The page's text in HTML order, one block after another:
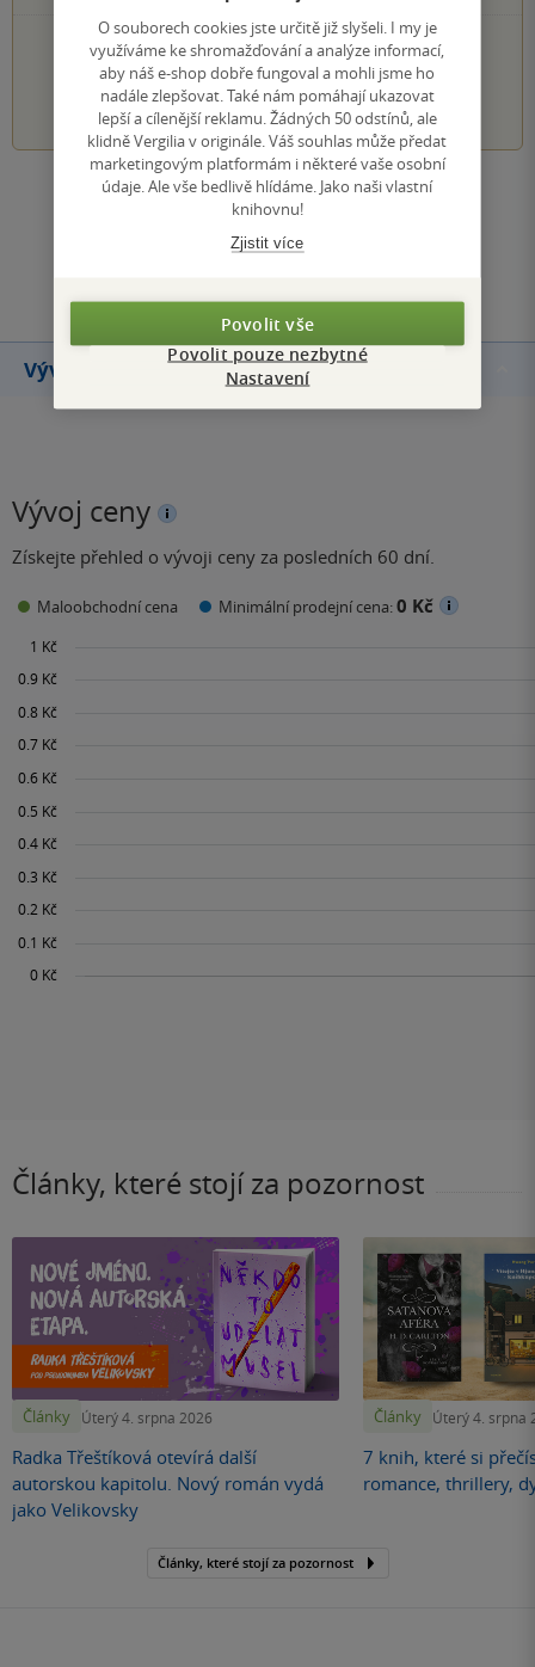
PŘIDEJTE SVÉ HODNOCENÍ KNIHY
1 2 3 4 5
Zobrazit všechna hodnocení
Vývoj ceny
Vývoj ceny
Získejte přehled o vývoji ceny za posledních 60 dní.
Maloobchodní cena Minimální prodejní cena:0 Kč
Články, které stojí za pozornost
Články Úterý 4. srpna 2026
Radka Třeštíková otevírá další
autorskou kapitolu. Nový román vydá
jako Velikovsky
Články Úterý 4. srpna
7 knih, které si
romance, thrillery,
Články, které stojí za pozornost
O souborech cookies jste určitě již slyšeli. I my je
využíváme ke shromažďování a analýze informací,
aby náš e-shop dobře fungoval a mohli jsme ho
nadále zlepšovat. Také nám pomáhají ukazovat
lepší a cílenější reklamu. Žádných 50 odstínů, ale
klidně Vergilia v originále. Váš souhlas může předat
marketingovým platformám i některé vaše osobní
údaje. Ale vše bedlivě hlídáme. Jako naši vlastní
knihovnu!
Zjistit více
Povolit vše
Povolit pouze nezbytné
Nastavení